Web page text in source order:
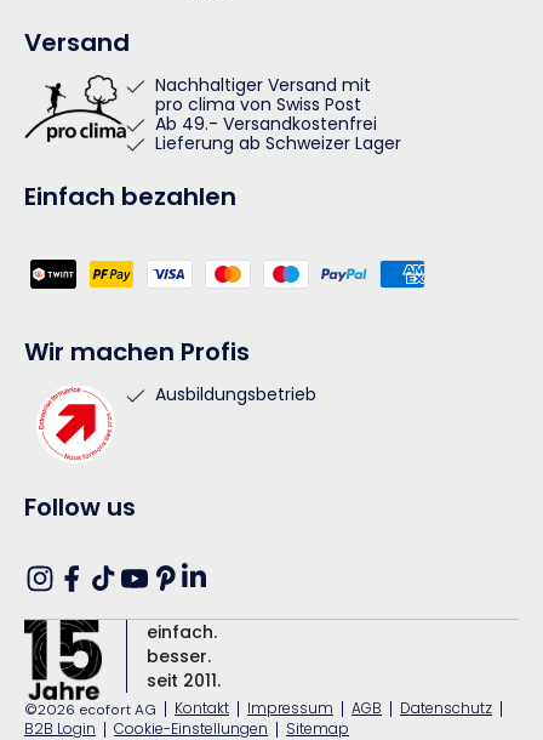
Versand
Nachhaltiger Versand mit
pro clima von Swiss Post
Ab 49.- Versandkostenfrei
Lieferung ab Schweizer Lager
Einfach bezahlen
Zahlungsmethoden
Wir machen Profis
Ausbildungsbetrieb
Follow us
Instagram
Facebook
TikTokYouTube
Pinterest
Translation
missing:
de.general.social.links.linkedin
einfach.
besser.
seit 2011.
©2026 ecofort AG | Kontakt | Impressum | AGB | Datenschutz |
B2B Login | Cookie-Einstellungen | Sitemap